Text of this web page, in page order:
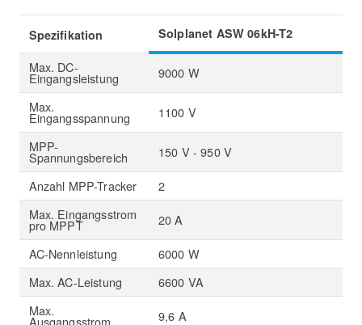
Spezifikation Solplanet ASW 06kH-T2
Max. DC-
Eingangsleistung
9000 W
Max.
Eingangsspannung
1100 V
MPP-
Spannungsbereich
150 V - 950 V
Anzahl MPP-Tracker
2
Max. Eingangsstrom
pro MPPT
20 A
AC-Nennleistung
6000 W
Max. AC-Leistung
6600 VA
Max.
Ausgangsstrom
9,6 A